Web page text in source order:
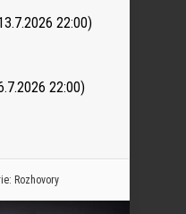
22:00)
22:00)
Rozhovory